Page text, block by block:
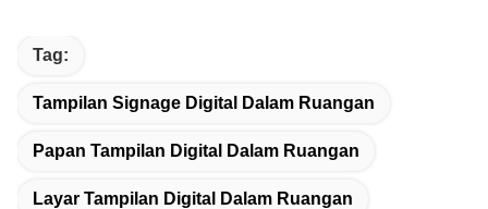
Tag:
Tampilan Signage Digital Dalam Ruangan
Papan Tampilan Digital Dalam Ruangan
Layar Tampilan Digital Dalam Ruangan